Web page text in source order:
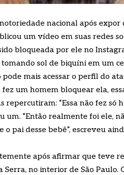
nacional após expor
um vídeo em suas redes
bloqueada por ele no
sol de biquíni em um
mais acessar o perfil do
um homem bloquear ela,
“Essa não fez só
“Então realmente foi ele,
pai desse bebê”, escreveu
após afirmar que teve
no interior de São Paulo.